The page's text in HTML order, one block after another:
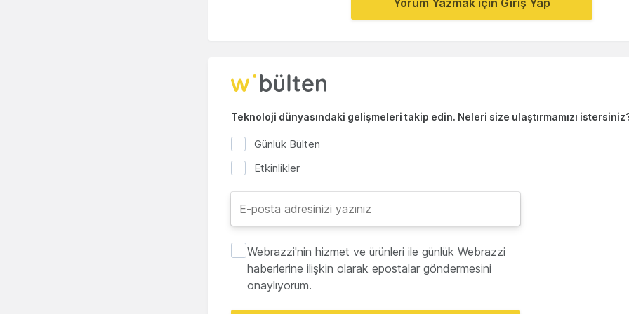
Yorum Yazmak için Giriş Yap
Teknoloji dünyasındaki gelişmeleri takip edin. Neleri size ulaştırmamızı
Günlük Bülten
Etkinlikler
Webrazzi'nin hizmet ve ürünleri ile günlük Webrazzi
haberlerine ilişkin olarak epostalar göndermesini
onaylıyorum.